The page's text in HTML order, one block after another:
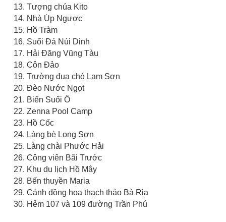
13. Tượng chúa Kito
14. Nhà Úp Ngược
15. Hồ Tràm
16. Suối Đá Núi Dinh
17. Hải Đăng Vũng Tàu
18. Côn Đảo
19. Trường đua chó Lam Sơn
20. Đèo Nước Ngọt
21. Biển Suối Ồ
22. Zenna Pool Camp
23. Hồ Cốc
24. Làng bè Long Sơn
25. Làng chài Phước Hải
26. Công viên Bãi Trước
27. Khu du lịch Hồ Mây
28. Bến thuyền Maria
29. Cánh đồng hoa thạch thảo Bà Rịa
30. Hẻm 107 và 109 đường Trần Phú